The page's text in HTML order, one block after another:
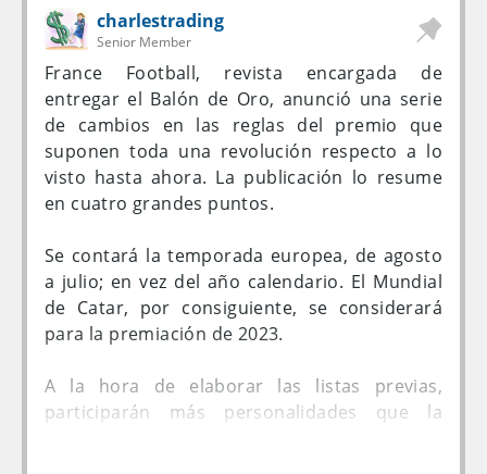
interactivos como votaciones, concursos,
partidos fantasy y pronósticos.
Las formaciones que competirán en la fase de
grupos por Argentina serán Banfield, Defensa
y Justicia, Independiente, Lanús, Racing Club y
Unión. Por el lado brasileño estarán Atlético
Goianiense, Santos, Ceará, Internacional, Sao
Paulo y Cuiabá.
LOS DIECISÉIS QUE VIENEN DE PRIMERA FASE
Los clasificados a la ronda de grupos son los
bolivianos Oriente Petrolero y Jorge
Wilstermann; por Chile, Unión La Calera y
Antofagasta; por Colombia, Independiente
Nueve de Octubre; por Paraguay, General
Caballero y Guaireña; por Perú, Melgar y
charlestrading
Senior Member
France Football, revista encargada de
entregar el Balón de Oro, anunció una serie
de cambios en las reglas del premio que
suponen toda una revolución respecto a lo
visto hasta ahora. La publicación lo resume
en cuatro grandes puntos.
Se contará la temporada europea, de agosto
a julio; en vez del año calendario. El Mundial
de Catar, por consiguiente, se considerará
para la premiación de 2023.
A la hora de elaborar las listas previas,
participarán más personalidades que la